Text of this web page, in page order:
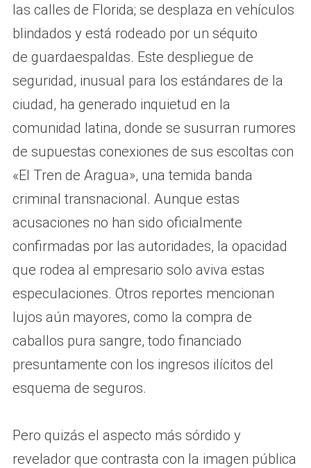
las calles de Florida; se desplaza en vehículos
blindados y está rodeado por un séquito
de guardaespaldas. Este despliegue de
seguridad, inusual para los estándares de la
ciudad, ha generado inquietud en la
comunidad latina, donde se susurran rumores
de supuestas conexiones de sus escoltas con
«El Tren de Aragua», una temida banda
criminal transnacional. Aunque estas
acusaciones no han sido oficialmente
confirmadas por las autoridades, la opacidad
que rodea al empresario solo aviva estas
especulaciones. Otros reportes mencionan
lujos aún mayores, como la compra de
caballos pura sangre, todo financiado
presuntamente con los ingresos ilícitos del
esquema de seguros.
Pero quizás el aspecto más sórdido y
revelador que contrasta con la imagen pública